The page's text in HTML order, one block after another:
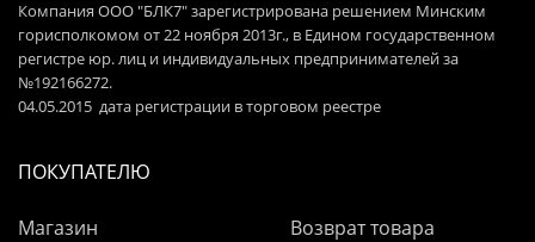
Компания ООО "БЛК7" зарегистрирована решением Минским
горисполкомом от 22 ноября 2013г., в Едином государственном
регистре юр. лиц и индивидуальных предпринимателей за
№192166272.
04.05.2015 дата регистрации в торговом реестре
ПОКУПАТЕЛЮ
Магазин
Возврат товара